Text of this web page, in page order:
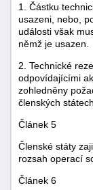
1. Částku
usazeni, nebo,
události však
němž je usazen.
2. Technické
odpovídajícími
zohledněny
členských
Článek 5
Členské státy
rozsah operací
Článek 6